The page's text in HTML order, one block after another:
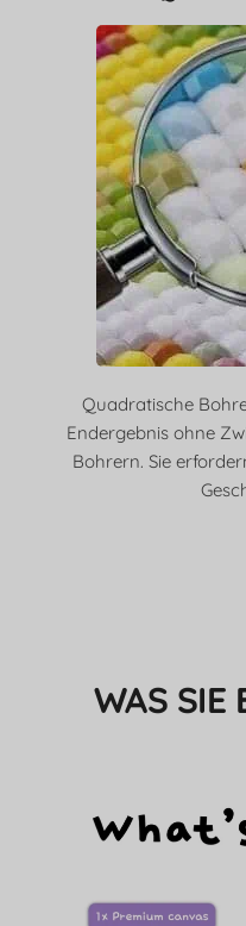
Quadratische
Endergebnis ohne
Bohrern. Sie
WAS SIE